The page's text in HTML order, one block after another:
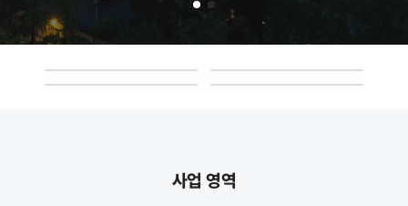
KC 네트워크 바로가기 KC 안전기술 바로가기
GW그룹웨어 바로가기 메일시스템 바로가기
사업 영역